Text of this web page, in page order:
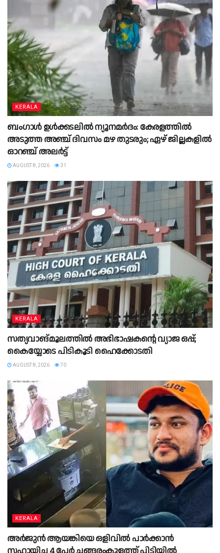
KERALA
ബംഗാൾ ഉൾക്കടലിൽ ന്യൂനമർദം: കേരളത്തിൽ
അടുത്ത അഞ്ച് ദിവസം മഴ തുടരും; ഏഴ് ജില്ലകളിൽ
ഓറഞ്ച് അലർട്ട്
AUGUST 8, 2026 31
KERALA
സത്യവാങ്മൂലത്തില്‍ അഭിഭാഷകൻ്റെ വ്യാജ ഒപ്പ്;
കൈയ്യോടെ പിടികൂടി ഹൈക്കോടതി
AUGUST 8, 2026 70
KERALA
അർജുൻ ആയങ്കിയെ ഒളിവിൽ പാർക്കാൻ